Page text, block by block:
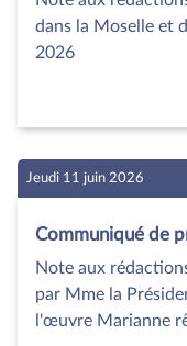
dans la Moselle et
2026
Jeudi 11 juin 2026
Communiqué de
Note aux
par Mme la
l'œuvre Marianne